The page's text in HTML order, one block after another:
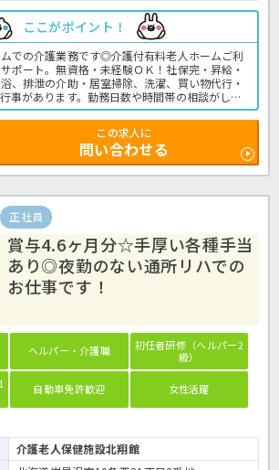
ここがポイント！
での介護業務です◎介護付有料老人ホームご利
ポート。無資格・未経験ＯＫ！社保完・昇給・
、排泄の介助・居室掃除、洗濯、買い物代行・
事があります。勤務日数や時間帯の相談がしや
遣で無理なく介護の仕事を始めたい方におすす
にほっ介護までお問い合わせください！
での介護業務全般です。＜介護職 派遣 有料
この求人に
問い合わせる
正社員
賞与4.6ヶ月分☆手厚い各種手当
あり◎夜勤のない通所リハでの
お仕事です！
ヘルパー・介護職
初任者研修（ヘルパー2
級）
自動車免許歓迎 女性活躍
介護老人保健施設北翔館